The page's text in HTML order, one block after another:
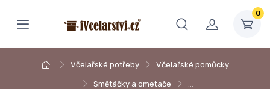
0
Včelařské potřeby Včelařské pomůcky
Smětáčky a ometače …